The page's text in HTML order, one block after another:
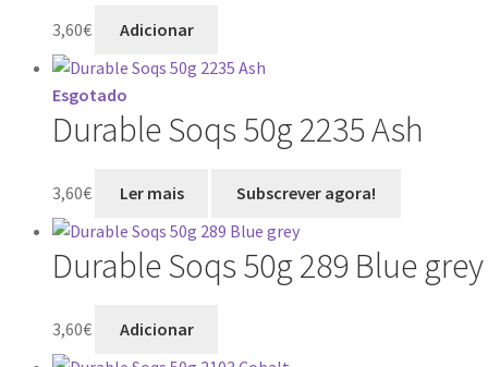
3,60€ Adicionar
Esgotado
Durable Soqs 50g 2235 Ash
3,60€ Ler mais
Durable Soqs 50g 289 Blue grey
3,60€ Adicionar